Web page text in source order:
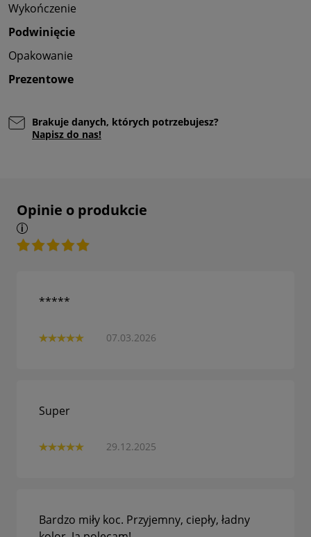
Wykończenie
Podwinięcie
Opakowanie
Prezentowe
Brakuje danych, których potrzebujesz?
Napisz do nas!
Opinie o produkcie
07.03.2026
*****
29.12.2025
Super
Bardzo miły koc. Przyjemny, ciepły, ładny